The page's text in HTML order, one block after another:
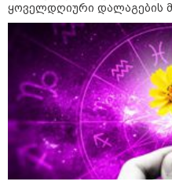
კატეგორიის ყველა
ყოველდღიური დალაგების